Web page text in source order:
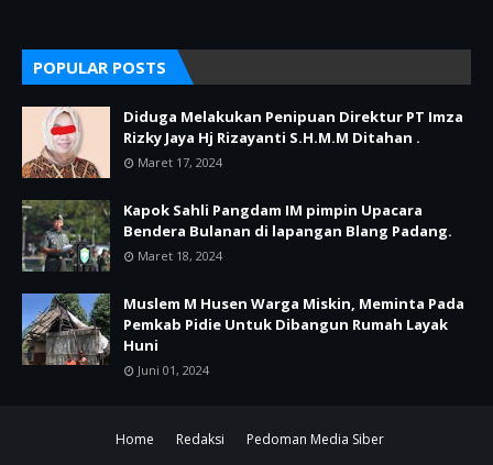
POPULAR POSTS
Diduga Melakukan Penipuan Direktur PT Imza
Rizky Jaya Hj Rizayanti S.H.M.M Ditahan .
Maret 17, 2024
Kapok Sahli Pangdam IM pimpin Upacara
Bendera Bulanan di lapangan Blang Padang.
Maret 18, 2024
Muslem M Husen Warga Miskin, Meminta Pada
Pemkab Pidie Untuk Dibangun Rumah Layak
Huni
Juni 01, 2024
Home Redaksi Pedoman Media Siber